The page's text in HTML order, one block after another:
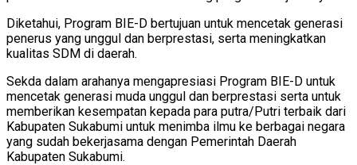
Diketahui, Program BIE-D bertujuan untuk mencetak generasi
penerus yang unggul dan berprestasi, serta meningkatkan
kualitas SDM di daerah.
Sekda dalam arahanya mengapresiasi Program BIE-D untuk
mencetak generasi muda unggul dan berprestasi serta untuk
memberikan kesempatan kepada para putra/Putri terbaik dari
Kabupaten Sukabumi untuk menimba ilmu ke berbagai negara
yang sudah bekerjasama dengan Pemerintah Daerah
Kabupaten Sukabumi.